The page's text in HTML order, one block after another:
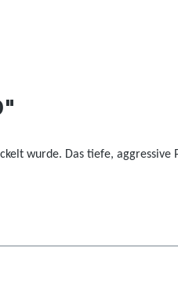
wurde. Das tiefe, aggressive